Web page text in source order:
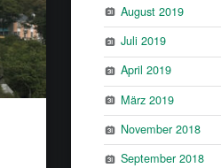
August 2019
Juli 2019
April 2019
März 2019
November 2018
September 2018